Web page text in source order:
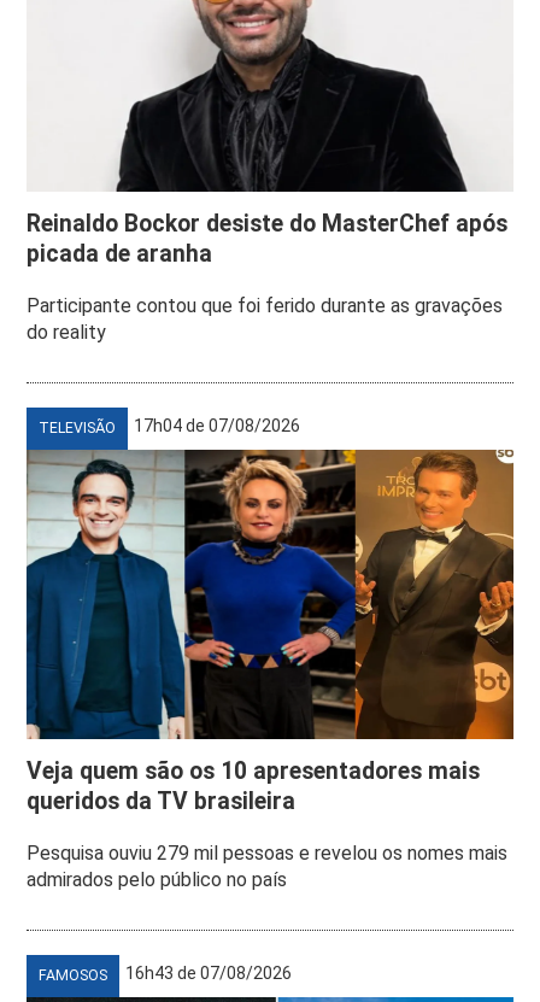
Reinaldo Bockor desiste do MasterChef após
picada de aranha
Participante contou que foi ferido durante as gravações
do reality
TELEVISÃO 17h04 de 07/08/2026
Veja quem são os 10 apresentadores mais
queridos da TV brasileira
Pesquisa ouviu 279 mil pessoas e revelou os nomes mais
admirados pelo público no país
FAMOSOS 16h43 de 07/08/2026